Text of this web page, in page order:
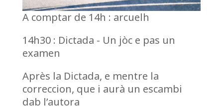
A comptar de 14h : arcuelh
14h30 : Dictada - Un jòc e pas un
examen
Après la Dictada, e mentre la
correccion, que i aurà un escambi
dab l’autora